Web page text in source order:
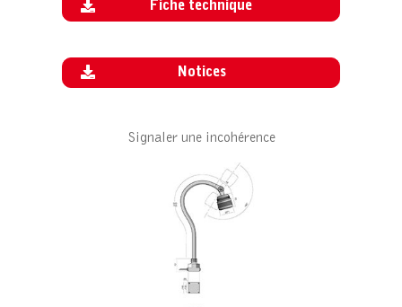
Fiche technique
Notices
Signaler une incohérence